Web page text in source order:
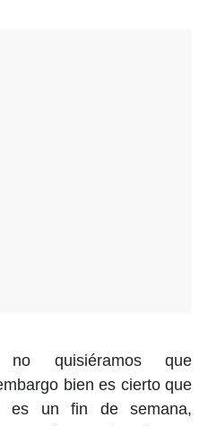
no quisiéramos que
bien es cierto que
es un fin de semana,